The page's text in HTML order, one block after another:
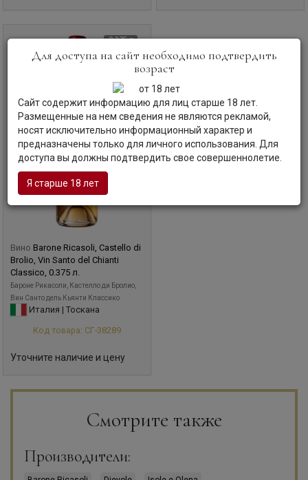
0,375 л
Вино Barone Ricasoli, Castello di
Brolio, Vin Santo del Chianti
Classico, 0.375 л.
Бароне Рикасоли, Кастелло ди Бролио,
Вин Санто дель Кьянти Классико
Италия | Тоскана
Код товара: СГ-38289
Уточните наличие и цену
Смотрите также
Производители:
Для доступа на сайт необходимо подтвердить
возраст
Сайт содержит информацию для лиц старше 18 лет.
Размещенные на нем сведения не являются рекламой,
носят исключительно информационный характер и
предназначены только для личного использования. Для
доступа вы должны подтвердить свое совершеннолетие.
Я старше 18 лет